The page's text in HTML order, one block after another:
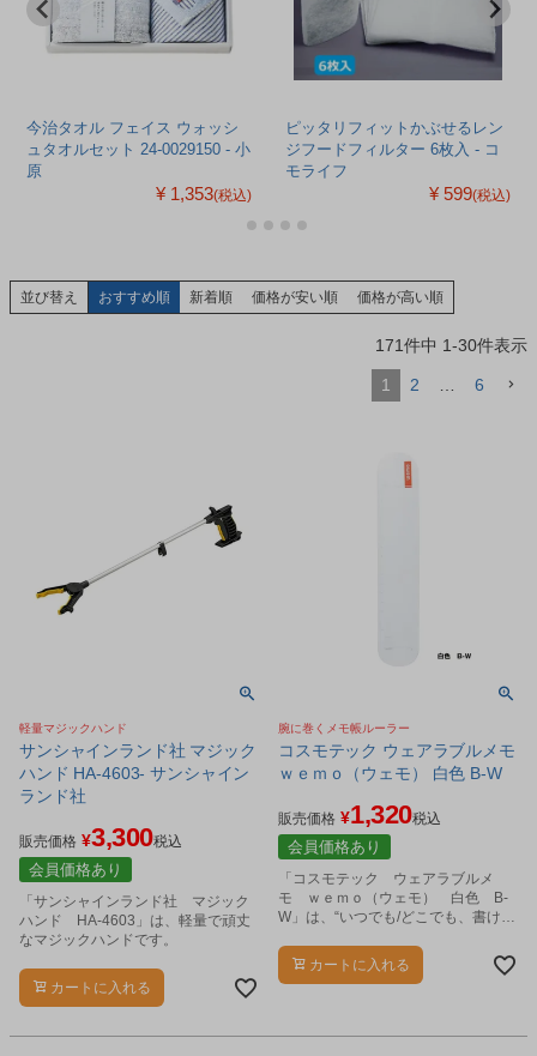
今治タオル フェイス ウォッシ
ュタオルセット 24-0029150 - 小
原
¥ 1,353(税込)
ピッタリフィットかぶせるレン
ジフードフィルター 6枚入 - コ
モライフ
¥ 599(税込)
並び替え おすすめ順 新着順 価格が安い順 価格が高い順
171件中 1-30件表示
1 2 6
軽量マジックハンド
サンシャインランド社 マジック
ハンド HA-4603- サンシャイン
ランド社
販売価格 ¥3,300税込
会員価格あり
「サンシャインランド社 マジック
ハンド HA-4603」は、軽量で頑丈
なマジックハンドです。
カートに入れる
腕に巻くメモ帳ルーラー
コスモテック ウェアラブルメモ
ｗｅｍｏ（ウェモ） 白色 B-W
販売価格 ¥1,320税込
会員価格あり
「コスモテック ウェアラブルメ
モ ｗｅｍｏ（ウェモ） 白色 B-
W」は、“いつでも/どこでも、書け
腕に巻いて使用できるウェアラブル
メモです。
カートに入れる